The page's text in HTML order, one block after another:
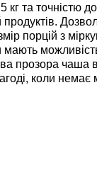
та точністю
порцій з
прозора чаша
коли немає